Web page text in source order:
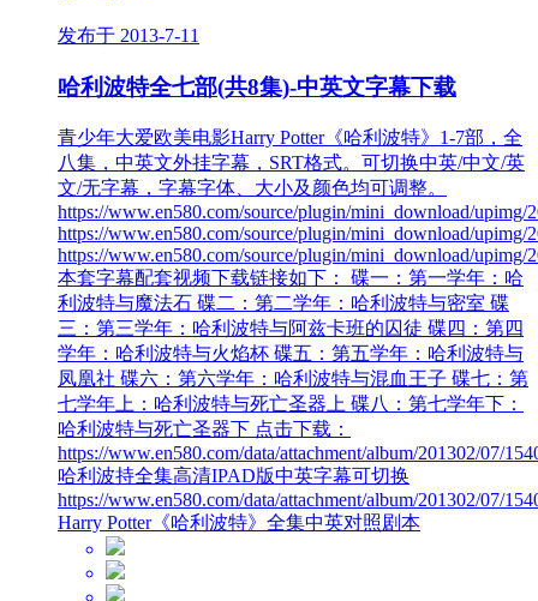
发布于 2013-7-11
哈利波特全七部(共8集)-中英文字幕下载
青少年大爱欧美电影Harry Potter《哈利波特》1-7部，全
八集，中英文外挂字幕，SRT格式。可切换中英/中文/英
文/无字幕，字幕字体、大小及颜色均可调整。
https://www.en580.com/source/plugin/mini_download/upimg/
https://www.en580.com/source/plugin/mini_download/upimg/
https://www.en580.com/source/plugin/mini_download/upimg/
本套字幕配套视频下载链接如下： 碟一：第一学年：哈
利波特与魔法石 碟二：第二学年：哈利波特与密室 碟
三：第三学年：哈利波特与阿兹卡班的囚徒 碟四：第四
学年：哈利波特与火焰杯 碟五：第五学年：哈利波特与
凤凰社 碟六：第六学年：哈利波特与混血王子 碟七：第
七学年上：哈利波特与死亡圣器上 碟八：第七学年下：
哈利波特与死亡圣器下 点击下载：
https://www.en580.com/data/attachment/album/201302/07/
哈利波持全集高清IPAD版中英字幕可切换
https://www.en580.com/data/attachment/album/201302/07/
Harry Potter《哈利波特》全集中英对照剧本